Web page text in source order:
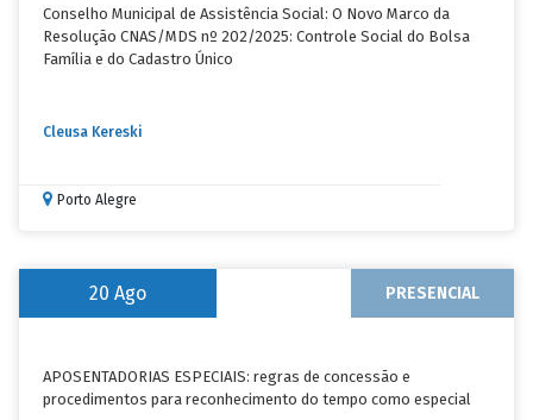
Conselho Municipal de Assistência Social: O Novo Marco da
Resolução CNAS/MDS nº 202/2025: Controle Social do Bolsa
Família e do Cadastro Único
Cleusa Kereski
Porto Alegre
20Ago PRESENCIAL
APOSENTADORIAS ESPECIAIS: regras de concessão e
procedimentos para reconhecimento do tempo como especial